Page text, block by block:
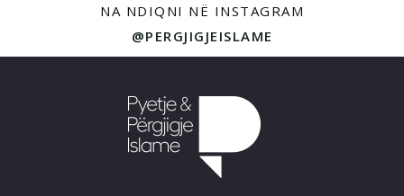
NA NDIQNI NË INSTAGRAM
@PERGJIGJEISLAME